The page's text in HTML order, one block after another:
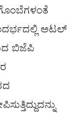
ಅಟಲ್
ಬಿಜೆಪಿ